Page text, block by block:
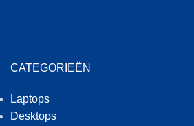
CATEGORIEËN
Laptops
Desktops